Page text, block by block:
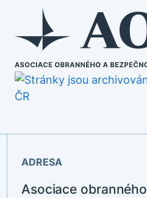
ADRESA
Asociace obranného